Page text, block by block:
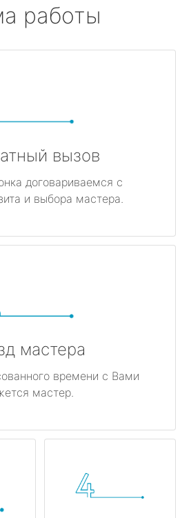
работы
вызов
договариваемся с
и выбора мастера.
мастера
времени с Вами
мастер.